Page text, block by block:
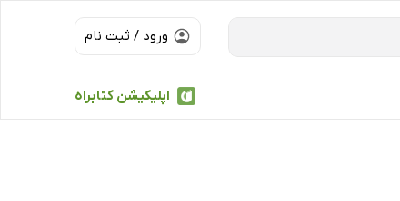
ورود / ثبت نام
اپلیکیشن کتابراه